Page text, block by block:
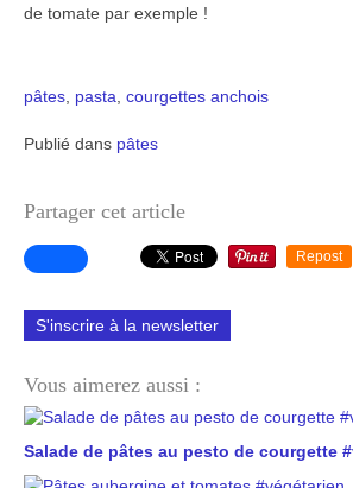
de tomate par exemple !
pâtes pasta courgettes anchois
Publié dans pâtes
Partager cet article
Repost
S'inscrire à la newsletter
Vous aimerez aussi :
Salade de pâtes au pesto de courgette